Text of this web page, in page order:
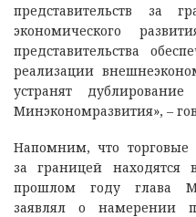
представительств за
экономического
представительства
реализации
устранят
Минэкономразвития», –
Напомним, что торговые
за границей
прошлом году глава
заявлял о намерении